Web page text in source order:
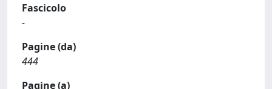
Fascicolo
-
Pagine (da)
444
Pagine (a)